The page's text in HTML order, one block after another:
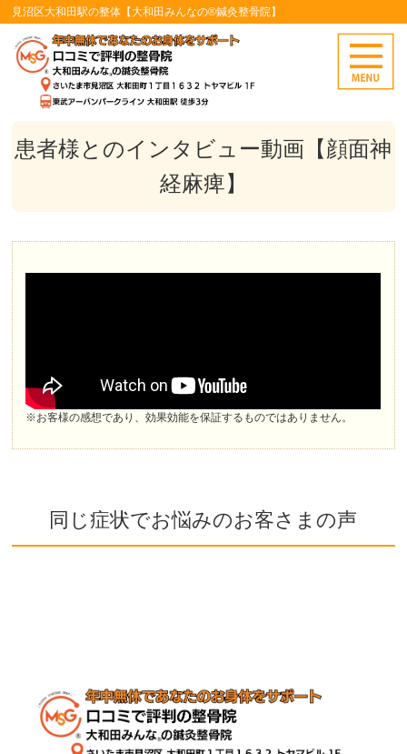
見沼区大和田駅の整体【大和田みんなの®鍼灸整骨院】
患者様とのインタビュー動画【顔面神
経麻痺】
※お客様の感想であり、効果効能を保証するものではありません。
同じ症状でお悩みのお客さまの声